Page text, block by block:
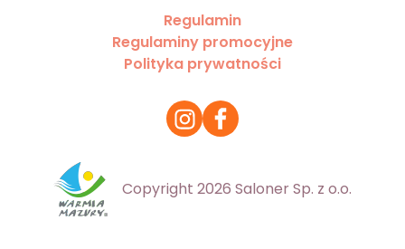
Regulamin
Regulaminy promocyjne
Polityka prywatności
Copyright 2026 Saloner Sp. z o.o.